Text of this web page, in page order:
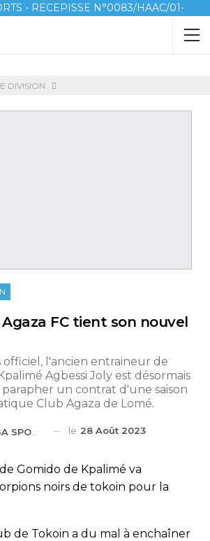
- RECEPISSE N°0083/HAAC/01-
DIVISION
FC tient son nouvel
officiel, l'ancien entraineur de
Agbessi Joly est désormais
un contrat d'une saison
Club Agaza de Lomé.
SPORTS le 28 Août 2023
Gomido de Kpalimé va
noirs de tokoin pour la
de Tokoin a du mal à enchaîner